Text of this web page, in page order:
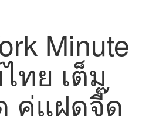
Minute
ทย เต็ม
คู่แฝดจี๊ด